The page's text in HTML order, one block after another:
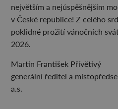
největším a nejúspěšnějším
v České republice! Z celého
poklidné prožití vánočních
2026.
Martin František Přívětivý
generální ředitel a
a.s.